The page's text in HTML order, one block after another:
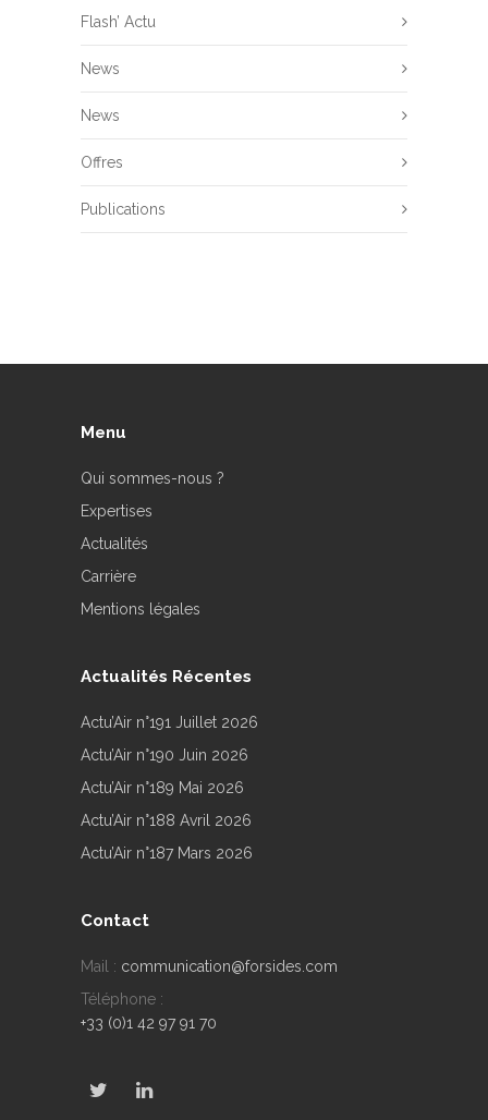
Flash’ Actu
News
News
Offres
Publications
Menu
Qui sommes-nous ?
Expertises
Actualités
Carrière
Mentions légales
Actualités Récentes
Actu’Air n°191 Juillet 2026
Actu’Air n°190 Juin 2026
Actu’Air n°189 Mai 2026
Actu’Air n°188 Avril 2026
Actu’Air n°187 Mars 2026
Contact
Mail : communication@forsides.com
Téléphone :
+33 (0)1 42 97 91 70